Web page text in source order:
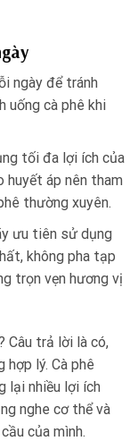
ngày để tránh
uống cà phê khi
tối đa lợi ích của
huyết áp nên tham
thường xuyên.
ưu tiên sử dụng
không pha tạp
trọn vẹn hương vị
Câu trả lời là có,
hợp lý. Cà phê
lại nhiều lợi ích
nghe cơ thể và
của mình.